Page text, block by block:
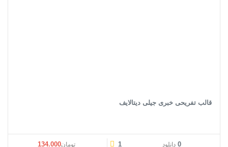
قالب تفریحی خبری جیلی دیتالایف
0 دانلود 1 تومان134.000